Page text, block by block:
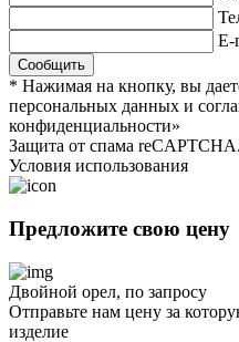
E-
* Нажимая на кнопку, вы
персональных данных и
конфиденциальности»
Защита от спама
Условия использования
Предложите свою цену
Двойной орел, по запросу
Отправьте нам цену за
изделие